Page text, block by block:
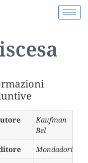
Kaufman
Bel
Mondadori